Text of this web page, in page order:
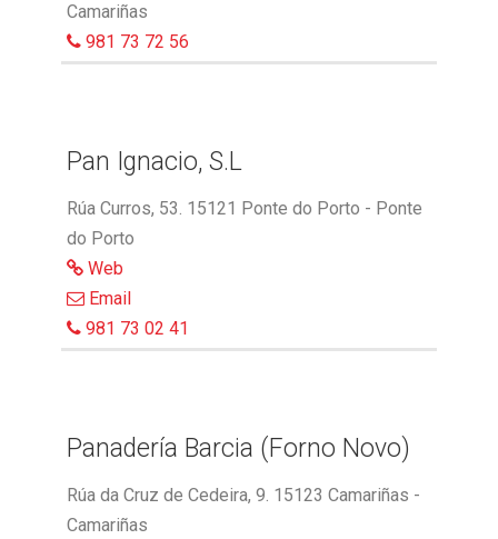
Camariñas
981 73 72 56
Pan Ignacio, S.L
Rúa Curros, 53. 15121 Ponte do Porto - Ponte
do Porto
Web
Email
981 73 02 41
Panadería Barcia (Forno Novo)
Rúa da Cruz de Cedeira, 9. 15123 Camariñas -
Camariñas